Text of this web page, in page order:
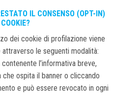
IL CONSENSO (OPT-IN)
dei cookie di profilazione viene
attraverso le seguenti modalità:
l’informativa breve,
che ospita il banner o cliccando
e può essere revocato in ogni